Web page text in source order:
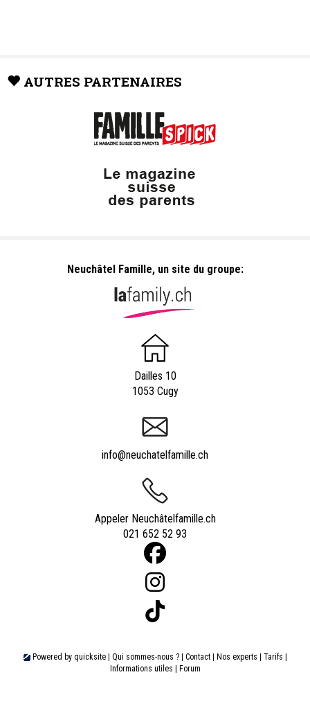
AUTRES PARTENAIRES
Neuchâtel Famille, un site du groupe:
Dailles 10
1053 Cugy
info@neuchatelfamille.ch
Appeler Neuchâtelfamille.ch
021 652 52 93
Powered by quicksite Qui sommes-nous ?| Contact| Nos experts Tarifs
Informations utiles
Forum